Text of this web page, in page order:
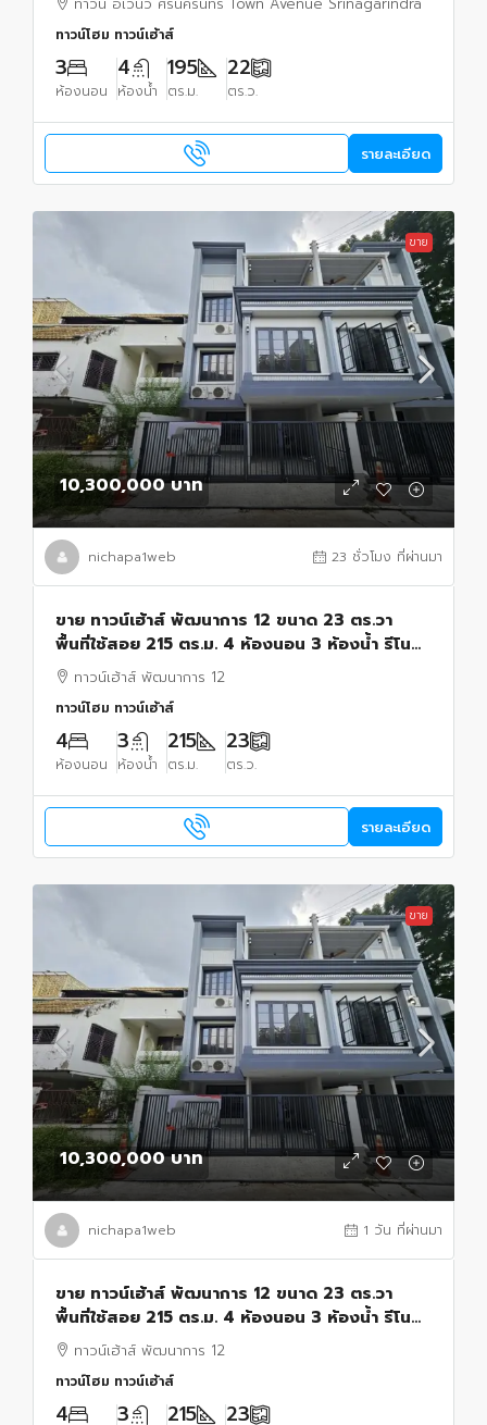
ทาวน์ อเวนิว ศรีนครินทร์ Town Avenue Srinagarindra
ทาวน์โฮม ทาวน์เฮ้าส์
3
ห้องนอน
4
ห้องน้ำ
195
ตร.ม.
22
ตร.ว.
รายละเอียด
ขาย
10,300,000 บาท
nichapa1web 23 ชั่วโมง ที่ผ่านมา
ขาย ทาวน์เฮ้าส์ พัฒนาการ 12 ขนาด 23 ตร.วา
พื้นที่ใช้สอย 215 ตร.ม. 4 ห้องนอน 3 ห้องน้ำ รีโน
เวทใหม่ ใกล้ทองหล่อ 10,300,000 บาท
ทาวน์เฮ้าส์ พัฒนาการ 12
ทาวน์โฮม ทาวน์เฮ้าส์
4
ห้องนอน
3
ห้องน้ำ
215
ตร.ม.
23
ตร.ว.
รายละเอียด
ขาย
10,300,000 บาท
nichapa1web 1 วัน ที่ผ่านมา
ขาย ทาวน์เฮ้าส์ พัฒนาการ 12 ขนาด 23 ตร.วา
พื้นที่ใช้สอย 215 ตร.ม. 4 ห้องนอน 3 ห้องน้ำ รีโน
เวทใหม่ ใกล้ทองหล่อ 10,300,000 บาท
ทาวน์เฮ้าส์ พัฒนาการ 12
ทาวน์โฮม ทาวน์เฮ้าส์
4 3 215 23